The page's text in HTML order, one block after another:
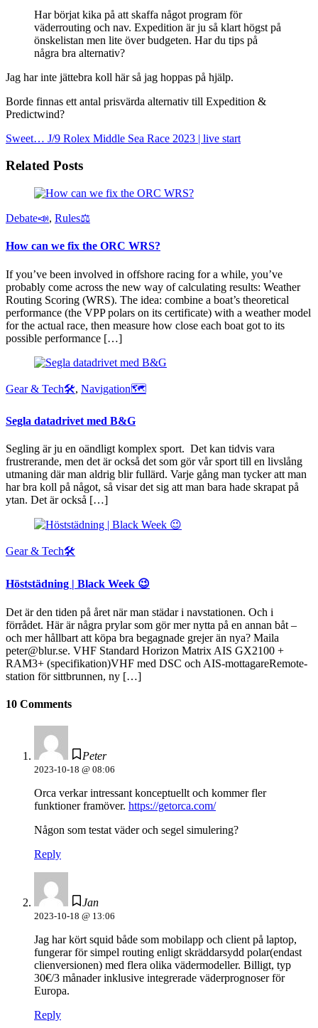
Har börjat kika på att skaffa något program för
väderrouting och nav. Expedition är ju så klart högst på
önskelistan men lite över budgeten. Har du tips på
några bra alternativ?
Jag har inte jättebra koll här så jag hoppas på hjälp.
Borde finnas ett antal prisvärda alternativ till Expedition &
Predictwind?
Sweet… J/9 Rolex Middle Sea Race 2023 | live start
Related Posts
Debate📣, Rules⚖️
How can we fix the ORC WRS?
If you’ve been involved in offshore racing for a while, you’ve
probably come across the new way of calculating results: Weather
Routing Scoring (WRS). The idea: combine a boat’s theoretical
performance (the VPP polars on its certificate) with a weather model
for the actual race, then measure how close each boat got to its
possible performance […]
Gear & Tech🛠, Navigation🗺
Segla datadrivet med B&G
Segling är ju en oändligt komplex sport. Det kan tidvis vara
frustrerande, men det är också det som gör vår sport till en livslång
utmaning där man aldrig blir fullärd. Varje gång man tycker att man
har bra koll på något, så visar det sig att man bara hade skrapat på
ytan. Det är också […]
Gear & Tech🛠
Höststädning | Black Week 😉
Det är den tiden på året när man städar i navstationen. Och i
förrådet. Här är några prylar som gör mer nytta på en annan båt –
och mer hållbart att köpa bra begagnade grejer än nya? Maila
peter@blur.se. VHF Standard Horizon Matrix AIS GX2100 +
RAM3+ (specifikation)VHF med DSC och AIS-mottagareRemote-
station för sittbrunnen, ny […]
10 Comments
Peter
2023-10-18 @ 08:06
Orca verkar intressant konceptuellt och kommer fler
funktioner framöver. https://getorca.com/
Någon som testat väder och segel simulering?
Reply
Jan
2023-10-18 @ 13:06
Jag har kört squid både som mobilapp och client på laptop,
fungerar för simpel routing enligt skräddarsydd polar(endast
clienversionen) med flera olika vädermodeller. Billigt, typ
30€/3 månader inklusive integrerade väderprognoser för
Europa.
Reply